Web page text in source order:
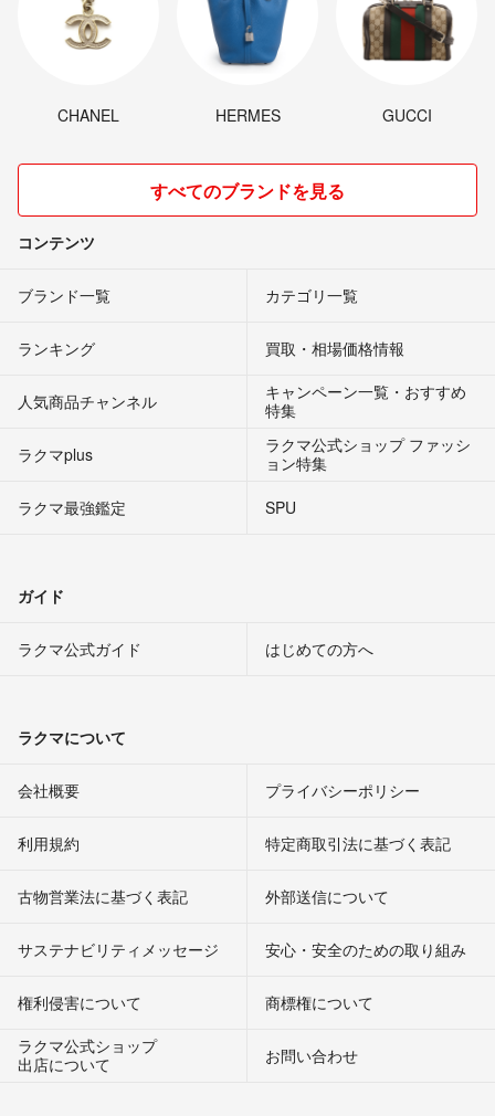
CHANEL HERMES GUCCI
すべてのブランドを見る
コンテンツ
ブランド一覧 カテゴリ一覧
ランキング 買取・相場価格情報
人気商品チャンネル
キャンペーン一覧・おすすめ
特集
ラクマplus
ラクマ公式ショップ ファッシ
ョン特集
ラクマ最強鑑定
SPU
ガイド
ラクマ公式ガイド はじめての方へ
ラクマについて
会社概要 プライバシーポリシー
利用規約 特定商取引法に基づく表記
古物営業法に基づく表記 外部送信について
サステナビリティメッセージ 安心・安全のための取り組み
権利侵害について
商標権について
ラクマ公式ショップ
出店について
お問い合わせ